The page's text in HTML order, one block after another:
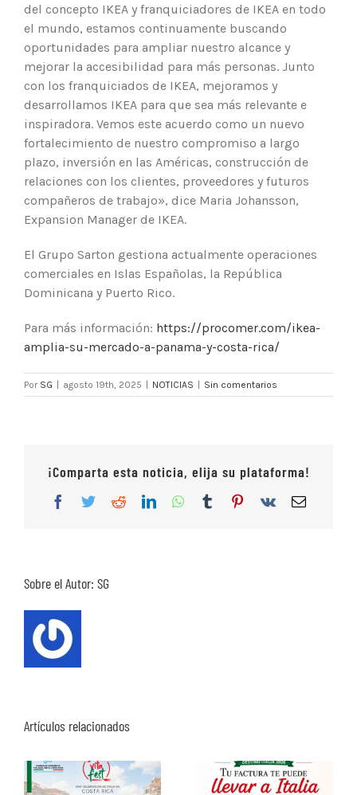
del concepto IKEA y franquiciadores de IKEA en todo
el mundo, estamos continuamente buscando
oportunidades para ampliar nuestro alcance y
mejorar la accesibilidad para más personas. Junto
con los franquiciados de IKEA, mejoramos y
desarrollamos IKEA para que sea más relevante e
inspiradora. Vemos este acuerdo como un nuevo
fortalecimiento de nuestro compromiso a largo
plazo, inversión en las Américas, construcción de
relaciones con los clientes, proveedores y futuros
compañeros de trabajo», dice Maria Johansson,
Expansion Manager de IKEA.
El Grupo Sarton gestiona actualmente operaciones
comerciales en Islas Españolas, la República
Dominicana y Puerto Rico.
Para más información: https://procomer.com/ikea-
amplia-su-mercado-a-panama-y-costa-rica/
Por SG agosto 19th, 2025 NOTICIAS Sin comentarios
¡Comparta esta noticia, elija su plataforma!
Facebook
TwitterRedditLinkedInWhatsApp
TumblrPinterest
Vk
Correo
Sobre el Autor: SG
Artículos relacionados